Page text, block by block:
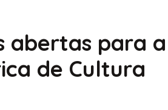
abertas para a
de Cultura